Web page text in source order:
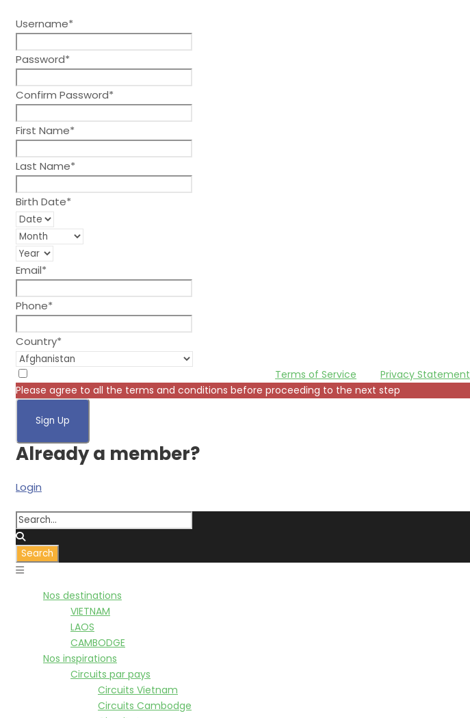
Username*
Password*
Confirm Password*
First Name*
Last Name*
Birth Date*
Email*
Phone*
Country*
Terms of Service Privacy Statement
Please agree to all the terms and conditions before proceeding to the next step
Already a member?
Login
Nos destinations
VIETNAM
LAOS
CAMBODGE
Nos inspirations
Circuits par pays
Circuits Vietnam
Circuits Cambodge